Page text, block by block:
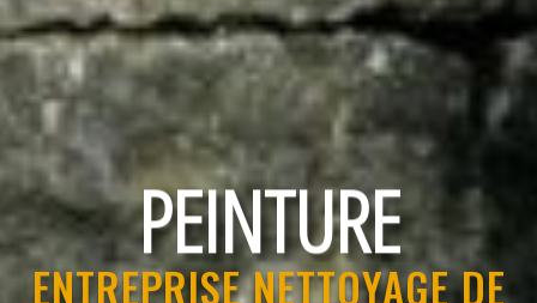
RAVALEMENT
ENTREPRISE NETTOYAGE DE